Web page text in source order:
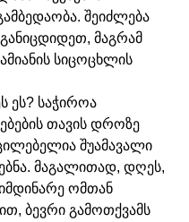
შეიძლება
მაგრამ
სიცოცხლის
ეს? საჭიროა
თავის დროზე
შუამავალი
მაგალითად, დღეს,
ომთან
ბევრი გამოთქვამს